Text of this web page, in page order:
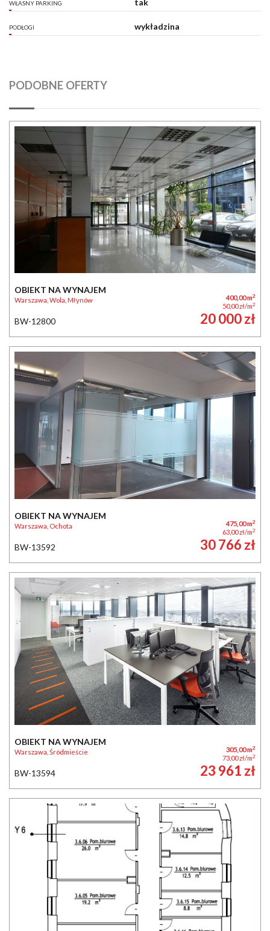
WŁASNY PARKING tak
PODŁOGI wykładzina
PODOBNE OFERTY
OBIEKT NA WYNAJEM
Warszawa, Wola, Młynów 400,00 m2
50,00 zł/m2
BW-12800 20 000 zł
OBIEKT NA WYNAJEM
Warszawa, Ochota 475,00 m2
63,00 zł/m2
BW-13592 30 766 zł
OBIEKT NA WYNAJEM
Warszawa, Śródmieście 305,00 m2
73,00 zł/m2
BW-13594 23 961 zł